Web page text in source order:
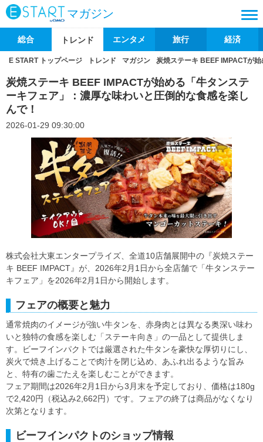
マガジン
総合 トレンド エンタメ 旅行 経済
E START トップページ トレンド マガジン 炭焼ステーキ BEEF IMPACTが
炭焼ステーキ BEEF IMPACTが始める「牛タンステ
ーキフェア」：濃厚な味わいと圧倒的な食感を楽し
んで！
2026-01-29 09:30:00
株式会社大東エンタープライズ、全道10店舗展開中の『炭焼ステー
キ BEEF IMPACT』が、2026年2月1日から全店舗で「牛タンステー
キフェア」を2026年2月1日から開始します。
フェアの概要と魅力
通常焼肉のイメージが強い牛タンを、赤身肉とは異なる奥深い味わ
いと独特の食感を楽しむ「ステーキ向き」の一品として提供しま
す。ビーフインパクトでは厳選された牛タンを豪快な厚切りにし、
炭火で焼き上げることで肉汁を閉じ込め、あふれ出るような旨み
と、特有の歯ごたえを楽しむことができます。
フェア期間は2026年2月1日から3月末を予定しており、価格は180g
で2,420円（税込み2,662円）です。フェアの終了は商品がなくなり
次第となります。
ビーフインパクトのショップ情報